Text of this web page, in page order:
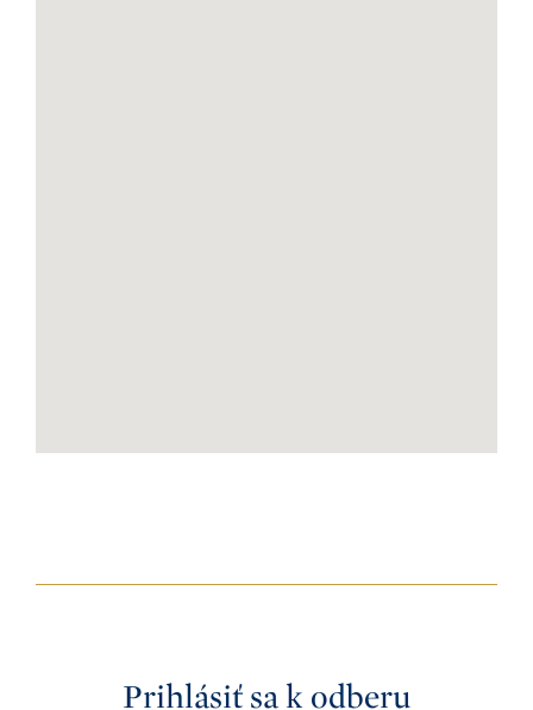
Prihlásiť sa k odberu